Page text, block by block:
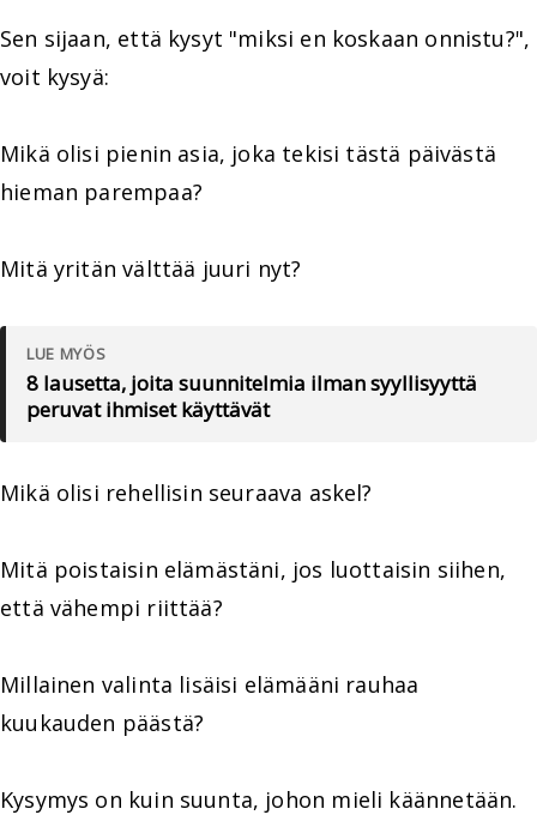
Sen sijaan, että kysyt "miksi en koskaan onnistu?",
voit kysyä:
Mikä olisi pienin asia, joka tekisi tästä päivästä
hieman parempaa?
Mitä yritän välttää juuri nyt?
LUE MYÖS
8 lausetta, joita suunnitelmia ilman syyllisyyttä
peruvat ihmiset käyttävät
Mikä olisi rehellisin seuraava askel?
Mitä poistaisin elämästäni, jos luottaisin siihen,
että vähempi riittää?
Millainen valinta lisäisi elämääni rauhaa
kuukauden päästä?
Kysymys on kuin suunta, johon mieli käännetään.